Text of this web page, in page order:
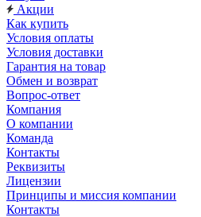
Акции
Как купить
Условия оплаты
Условия доставки
Гарантия на товар
Обмен и возврат
Вопрос-ответ
Компания
О компании
Команда
Контакты
Реквизиты
Лицензии
Принципы и миссия компании
Контакты